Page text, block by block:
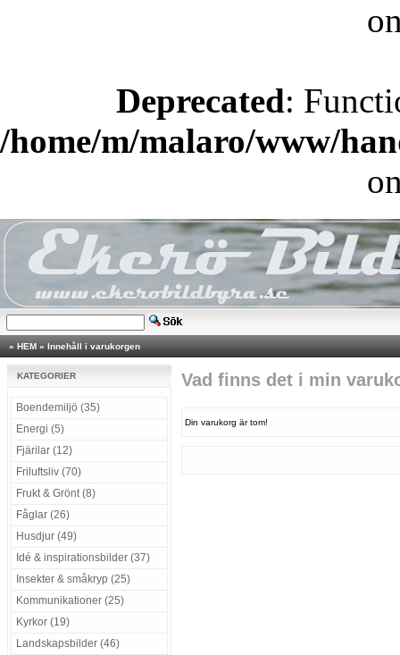
Deprecated:
/home/m/malaro/www/
» HEM » Innehåll i varukorgen
KATEGORIER
Boendemiljö (35)
Energi (5)
Fjärilar (12)
Friluftsliv (70)
Frukt & Grönt (8)
Fåglar (26)
Husdjur (49)
Idé & inspirationsbilder (37)
Insekter & småkryp (25)
Kommunikationer (25)
Kyrkor (19)
Landskapsbilder (46)
Vad finns det i min
Din varukorg är tom!